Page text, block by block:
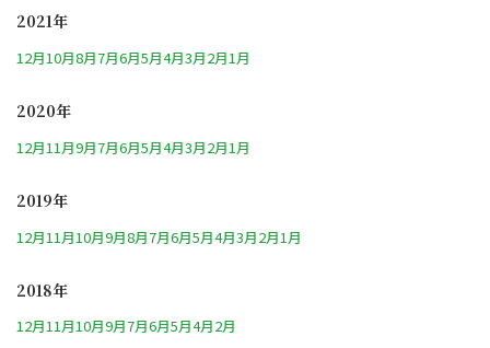
2021年
12月10月8月7月6月5月4月3月2月1月
2020年
12月11月9月7月6月5月4月3月2月1月
2019年
12月11月10月9月8月7月6月5月4月3月2月1月
2018年
12月11月10月9月7月6月5月4月2月